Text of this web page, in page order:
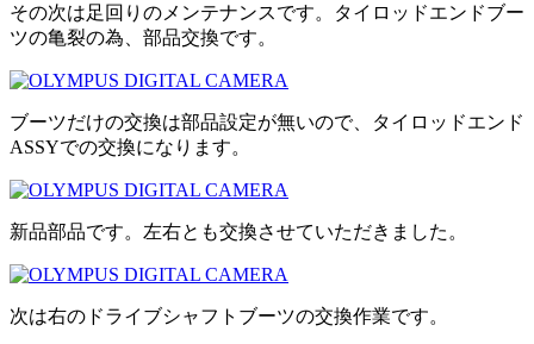
その次は足回りのメンテナンスです。タイロッドエンドブー
ツの亀裂の為、部品交換です。
ブーツだけの交換は部品設定が無いので、タイロッドエンド
ASSYでの交換になります。
新品部品です。左右とも交換させていただきました。
次は右のドライブシャフトブーツの交換作業です。